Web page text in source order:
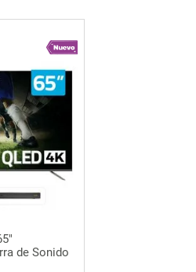
de Sonido